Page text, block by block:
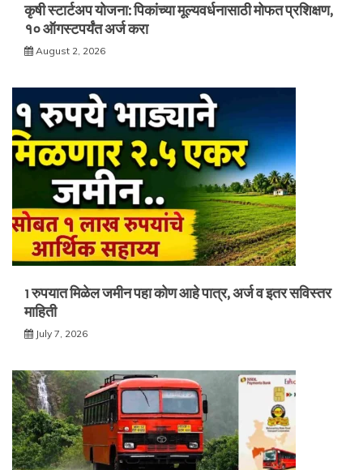
कृषी स्टार्टअप योजना: पिकांच्या मूल्यवर्धनासाठी मोफत प्रशिक्षण,
१० ऑगस्टपर्यंत अर्ज करा
August 2, 2026
1 रुपयात मिळेल जमीन पहा कोण आहे पात्र, अर्ज व इतर सविस्तर
माहिती
July 7, 2026